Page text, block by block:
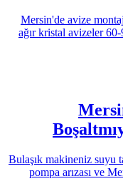
Mersin'de avize
ağır kristal avizeler
Bulaşık makineniz suyu
pompa arızası ve